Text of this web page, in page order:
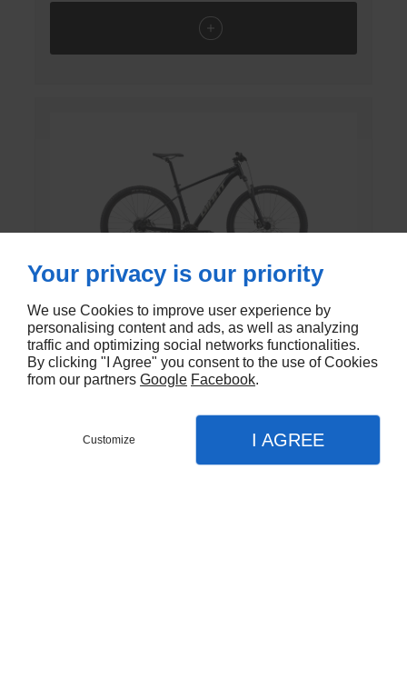
Talon 4 29"
VTT de la marque Giant
€379,00 EUR
Your privacy is our priority
We use Cookies to improve user experience by
personalising content and ads, as well as analyzing
traffic and optimizing social networks functionalities.
By clicking "I Agree" you consent to the use of Cookies
from our partners Google Facebook.
Customize I AGREE